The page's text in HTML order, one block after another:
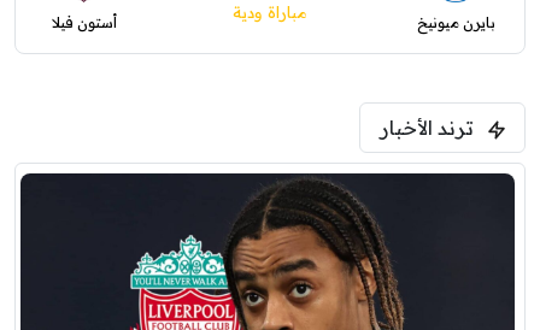
بايرن ميونيخ مباراة ودية أستون فيلا
ترند الأخبار